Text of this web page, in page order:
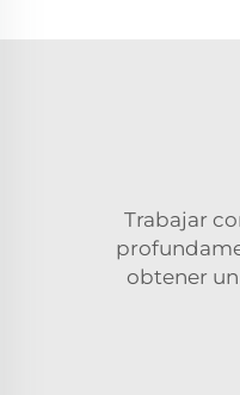
Trabajar
obtener